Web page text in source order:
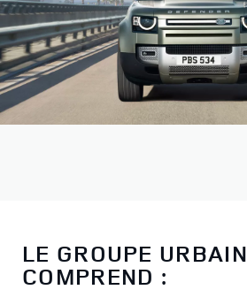
LE GROUPE URBAIN
COMPREND :